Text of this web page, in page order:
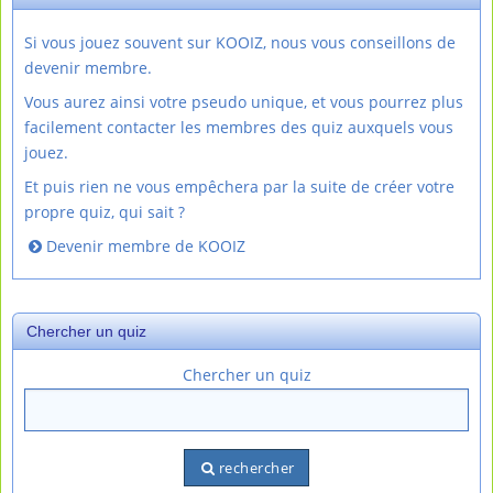
Si vous jouez souvent sur KOOIZ, nous vous conseillons de
devenir membre.
Vous aurez ainsi votre pseudo unique, et vous pourrez plus
facilement contacter les membres des quiz auxquels vous
jouez.
Et puis rien ne vous empêchera par la suite de créer votre
propre quiz, qui sait ?
Devenir membre de KOOIZ
Chercher un quiz
Chercher un quiz
rechercher